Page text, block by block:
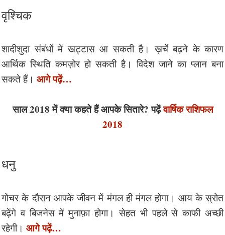
वृश्चिक
शादीशुदा संबंधों में खट्टास आ सकती है। ख़र्चे बढ़ने के कारण
आर्थिक स्थिति कमज़ोर हो सकती है। विदेश जाने का प्लान बना
सकते हैं। आगे पढ़ें…
साल 2018 में क्या कहते हैं आपके सितारे? पढ़ेंवार्षिक राशिफल
2018
धनु
गोचर के दौरान आपके जीवन में मंगल ही मंगल होगा। आय के स्रोत
बढ़ेंगे व बिजनेस में मुनाफ़ा होगा। सेहत भी पहले से काफी अच्छी
रहेगी। आगे पढ़ें…